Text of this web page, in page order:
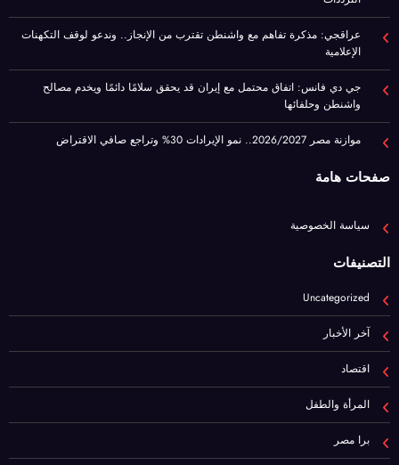
جي دي فانس: اتفاق محتمل مع إيران قد يحقق سلامًا دائمًا ويخدم مصالح
واشنطن وحلفائها
موازنة مصر 2026/2027.. نمو الإيرادات 30% وتراجع صافي الاقتراض
صفحات هامة
سياسة الخصوصية
التصنيفات
المرأة والطفل
برا مصر
رياضة
عيشها ببساطة